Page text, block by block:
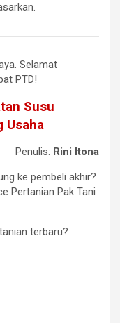
Selamat
PTD!
Susu
Usaha
Penulis: Rini Itona
ke pembeli akhir?
Pertanian Pak Tani
terbaru?